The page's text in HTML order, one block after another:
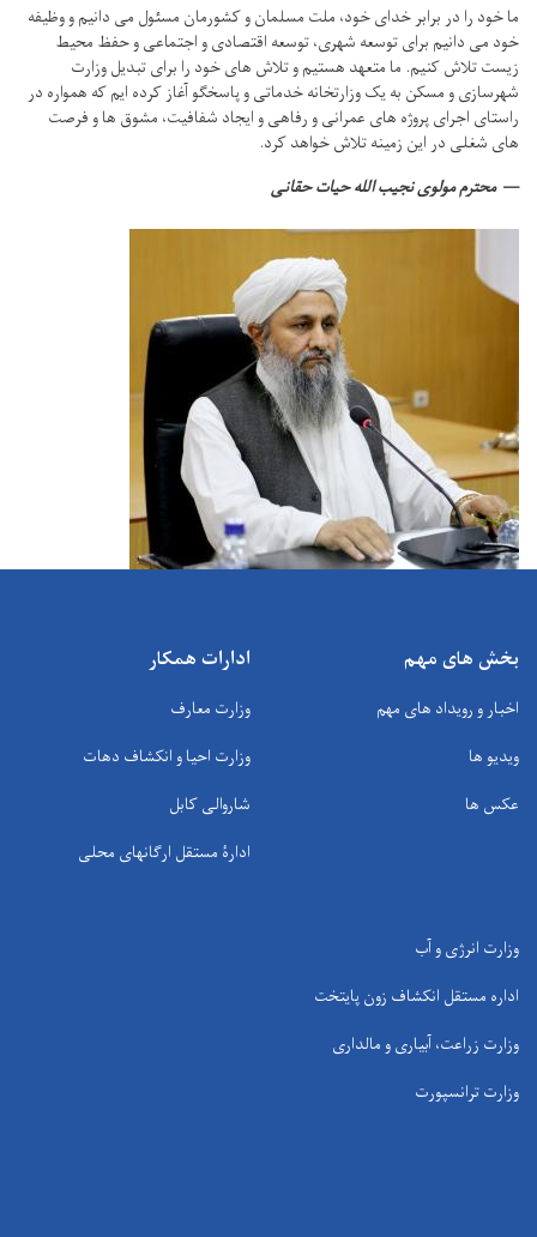
ما خود را در برابر خدای خود، ملت مسلمان و کشورمان مسئول می دانیم و وظیفه
خود می دانیم برای توسعه شهری، توسعه اقتصادی و اجتماعی و حفظ محیط
زیست تلاش کنیم. ما متعهد هستیم و تلاش های خود را برای تبدیل وزارت
شهرسازی و مسکن به یک وزارتخانه خدماتی و پاسخگو آغاز کرده ایم که همواره در
راستای اجرای پروژه های عمرانی و رفاهی و ایجاد شفافیت، مشوق ها و فرصت
های شغلی در این زمینه تلاش خواهد کرد.
محترم مولوی نجیب الله حیات حقانی
بخش های مهم
اخبار و رویداد های مهم
ویدیو ها
عکس ها
ادارات همکار
وزارت معارف
وزارت احیا و انکشاف دهات
شاروالی کابل
ادارۀ مستقل ارگانهای محلی
وزارت انرژی و آب
اداره مستقل انکشاف زون پایتخت
وزارت زراعت، آبیاری و مالداری
وزارت ترانسپورت